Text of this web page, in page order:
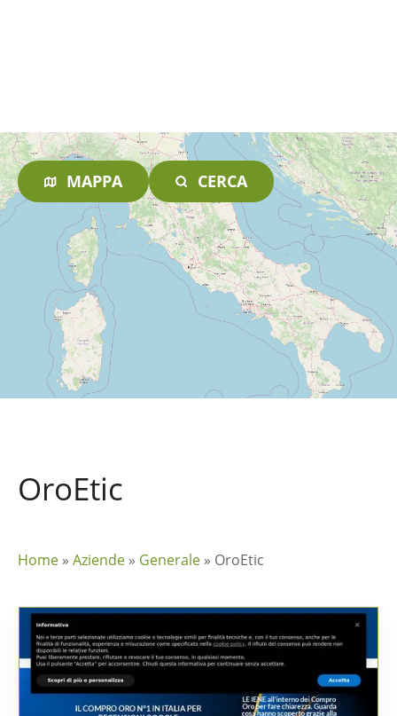
MAPPA CERCA
OroEtic
Home » Aziende » Generale » OroEtic